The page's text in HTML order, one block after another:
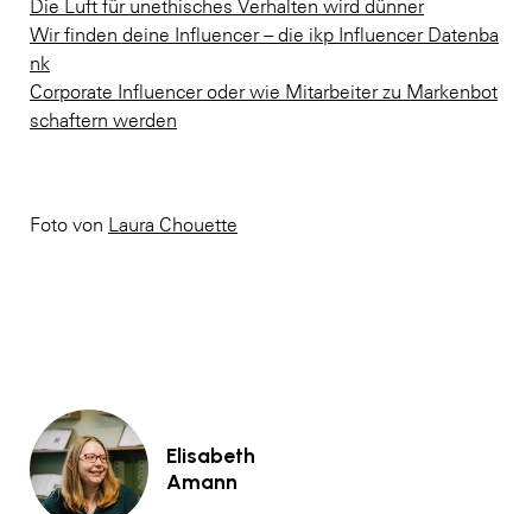
Die Luft für unethisches Verhalten wird dünner
Wir finden deine Influencer – die ikp Influencer Datenba
nk
Corporate Influencer oder wie Mitarbeiter zu Markenbot
schaftern werden
Foto von Laura Chouette
Elisabeth
Amann